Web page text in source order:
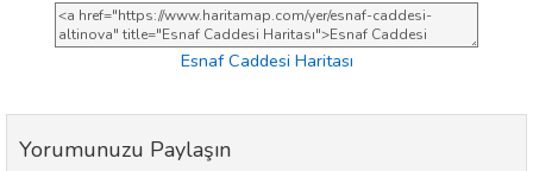
Esnaf Caddesi Haritası
Yorumunuzu Paylaşın